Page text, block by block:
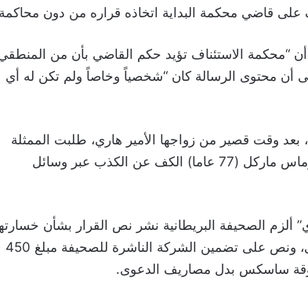
على قاضي محكمة البداية اتخاذه قراره من دون
“محكمة الاستئناف تؤيد حكم القاضي بأن من
أن محتوى الرسالة كان “شخصياً وخاصاً ولم تكن له أي
وفي هذه الرسالة التي كتبتها ماركل سنة 2018، بعد وقت قصير من زواجها الأمير هاري، طلبت الممثلة
الأمريكية السابقة البالغة 40 عاماً من والدها توماس ماركل (77 عاما) الكف عن الكذب عبر وسائل
ألزم الصحيفة البريطانية نشر نص القرار بشأن
القضائية أمام ميغان ماركل على صفحتها الأولى، ونص على تضمين الشركة الناشرة للصحيفة مبلغ 450